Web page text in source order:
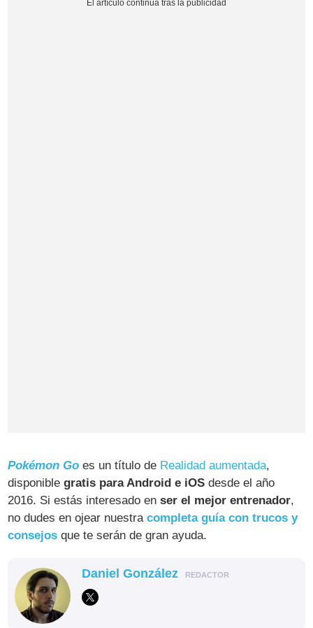
Pokémon Go es un título de Realidad aumentada,
disponiblegratis para Android e iOS desde el año
2016. Si estás interesado enser el mejor entrenador,
no dudes en ojear nuestracompleta guía con trucos y
consejos que te serán de gran ayuda.
Daniel González REDACTOR